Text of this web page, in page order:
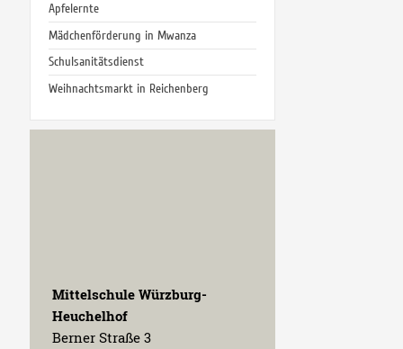
Apfelernte
Mädchenförderung in Mwanza
Schulsanitätsdienst
Weihnachtsmarkt in Reichenberg
Mittelschule Würzburg-
Heuchelhof
Berner Straße 3